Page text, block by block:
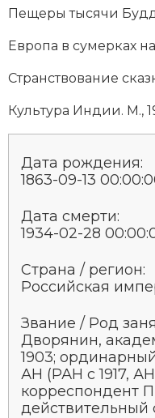
Пе­ще­ры ты­ся­чи Будд
Ев­ро­па в су­мер­ках
Стран­ст­во­ва­ние
Куль­ту­ра Ин­дии. М.,
Дата рождения:
1863-09-13
Дата смерти:
1934-02-28
Страна / регион:
Российская
Звание / Род
Дворянин,
1903;
АН (РАН с 1917,
корреспондент
действительный